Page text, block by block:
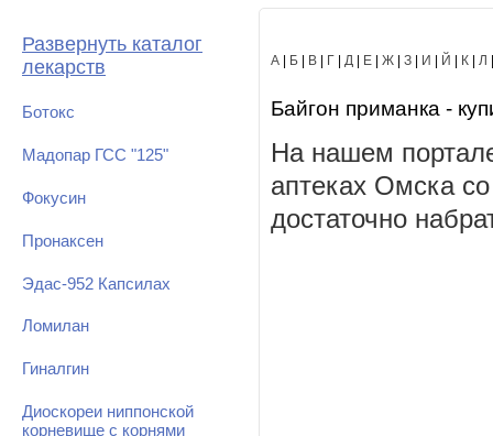
Развернуть каталог
лекарств
Ботокс
Мадопар ГСС "125"
Фокусин
Пронаксен
Эдас-952 Капсилах
Ломилан
Гиналгин
Диоскореи ниппонской
корневище с корнями
А Б В Г Д Е Ж З И Й К Л
Байгон приманка -
На нашем
аптеках Омска
достаточно